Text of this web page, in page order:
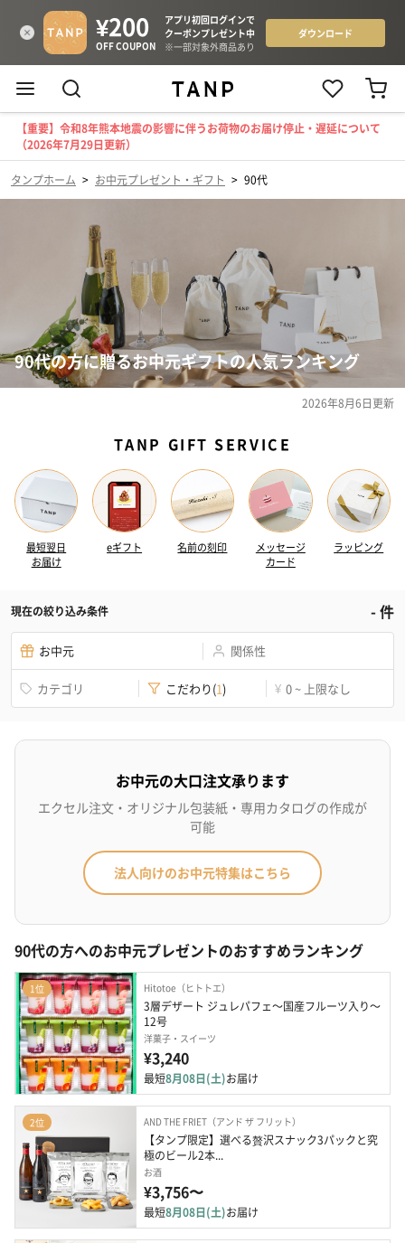
【重要】令和8年熊本地震の影響に伴うお荷物のお届け停止・遅延について
（2026年7月29日更新）
タンプホーム > お中元プレゼント・ギフト > 90代
90代の方に贈るお中元ギフトの人気ランキング
2026年8月6日更新
TANP GIFT SERVICE
最短翌日
お届け
eギフト 名前の刻印
メッセージ
カード
ラッピング
現在の絞り込み条件 -件
お中元 関係性
カテゴリ こだわり(1) ¥ 0 ~ 上限なし
お中元の大口注文承ります
エクセル注文・オリジナル包装紙・専用カタログの作成が
可能
法人向けのお中元特集はこちら
90代の方へのお中元プレゼントのおすすめランキング
1位 Hitotoe（ヒトトエ）
3層デザート ジュレパフェ～国産フルーツ入り～
12号
洋菓子・スイーツ
¥3,240
最短8月08日(土)お届け
2位 AND THE FRIET（アンド ザ フリット）
【タンプ限定】選べる贅沢スナック3パックと究
極のビール2本...
お酒
¥3,756〜
最短8月08日(土)お届け